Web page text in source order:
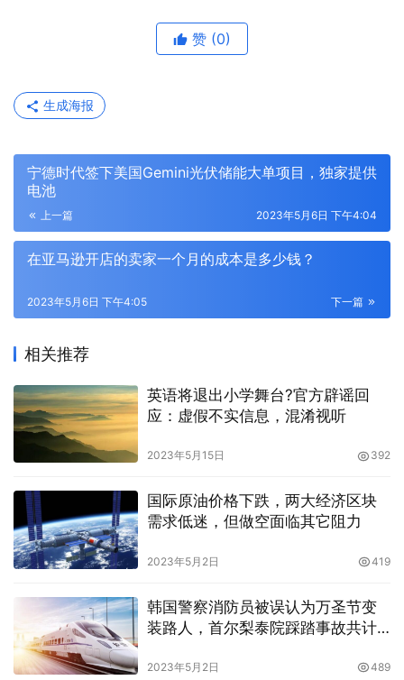
赞 (0)
生成海报
宁德时代签下美国Gemini光伏储能大单项目，独家提供
电池
上一篇 2023年5月6日 下午4:04
在亚马逊开店的卖家一个月的成本是多少钱？
下一篇
2023年5月6日 下午4:05
相关推荐
英语将退出小学舞台?官方辟谣回
应：虚假不实信息，混淆视听
2023年5月15日 392
国际原油价格下跌，两大经济区块
需求低迷，但做空面临其它阻力
2023年5月2日 419
韩国警察消防员被误认为万圣节变
装路人，首尔梨泰院踩踏事故共计
2023年5月2日 489